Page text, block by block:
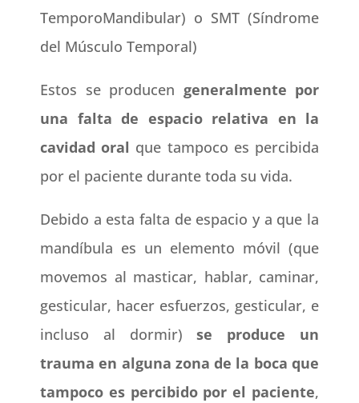
TemporoMandibular) o SMT (Síndrome
del Músculo Temporal)
Estos se producen generalmente por
una falta de espacio relativa en la
cavidad oral que tampoco es percibida
por el paciente durante toda su vida.
Debido a esta falta de espacio y a que la
mandíbula es un elemento móvil (que
movemos al masticar, hablar, caminar,
gesticular, hacer esfuerzos, gesticular, e
incluso al dormir)se produce un
trauma en alguna zona de la boca que
tampoco es percibido por el paciente,